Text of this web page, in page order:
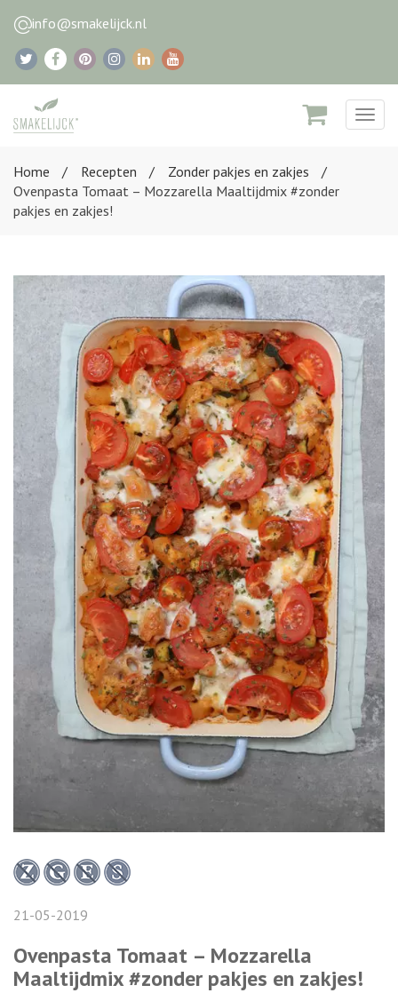
info@smakelijck.nl
Home
Recepten
Zonder pakjes en zakjes
Ovenpasta Tomaat – Mozzarella Maaltijdmix #zonder
pakjes en zakjes!
21-05-2019
Ovenpasta Tomaat – Mozzarella
Maaltijdmix #zonder pakjes en zakjes!